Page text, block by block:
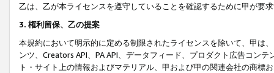
乙は、乙が本ライセンスを遵守していることを確認するために甲が要
3. 権利留保、乙の提案
本規約において明示的に定める制限されたライセンスを除いて、甲は
ンツ、Creators API、PA API、データフィード、プロダクト広告コン
ト・サイト上の情報およびマテリアル、甲および甲の関連会社の商